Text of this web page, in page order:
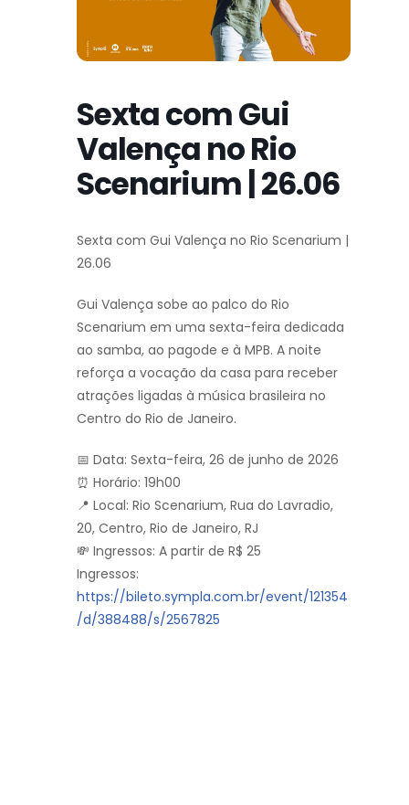
Sexta com Gui
Valença no Rio
Scenarium | 26.06
Sexta com Gui Valença no Rio Scenarium |
26.06
Gui Valença sobe ao palco do Rio
Scenarium em uma sexta-feira dedicada
ao samba, ao pagode e à MPB. A noite
reforça a vocação da casa para receber
atrações ligadas à música brasileira no
Centro do Rio de Janeiro.
📅 Data: Sexta-feira, 26 de junho de 2026
⏰ Horário: 19h00
📍 Local: Rio Scenarium, Rua do Lavradio,
20, Centro, Rio de Janeiro, RJ
💸 Ingressos: A partir de R$ 25
Ingressos:
https://bileto.sympla.com.br/event/121354
/d/388488/s/2567825